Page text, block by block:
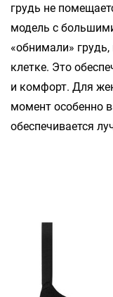
грудь не
модель с
«обнимали»
клетке. Это
и комфорт. Для
момент особенно
обеспечивается